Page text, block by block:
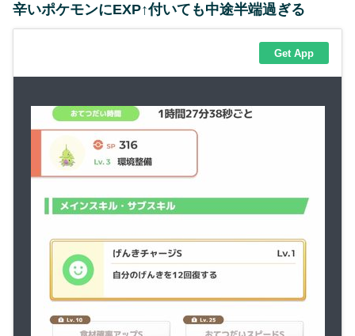
辛いポケモンにEXP↑付いても中途半端過ぎる